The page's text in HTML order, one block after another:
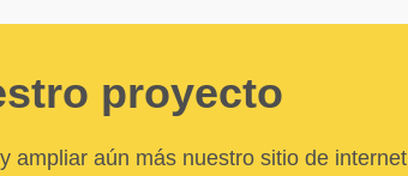
proyecto
ampliar aún más nuestro sitio de internet